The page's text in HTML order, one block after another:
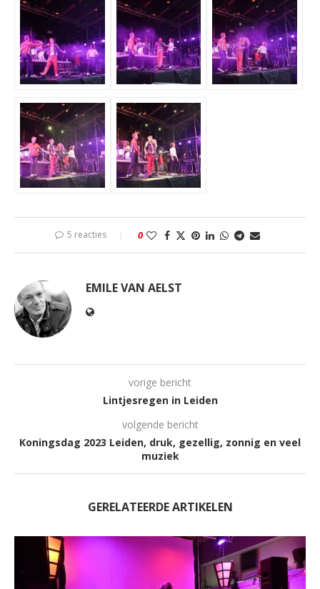
5 reacties 0
EMILE VAN AELST
vorige bericht
Lintjesregen in Leiden
volgende bericht
Koningsdag 2023 Leiden, druk, gezellig, zonnig en veel
muziek
GERELATEERDE ARTIKELEN